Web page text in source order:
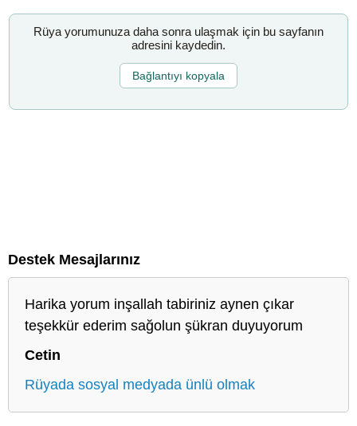
Rüya yorumunuza daha sonra ulaşmak için bu sayfanın
adresini kaydedin.
Bağlantıyı kopyala
Destek Mesajlarınız
Harika yorum inşallah tabiriniz aynen çıkar
teşekkür ederim sağolun şükran duyuyorum
Cetin
Rüyada sosyal medyada ünlü olmak